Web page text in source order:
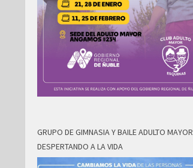
GRUPO DE GIMNASIA Y BAILE ADULTO MAYOR
DESPERTANDO A LA VIDA